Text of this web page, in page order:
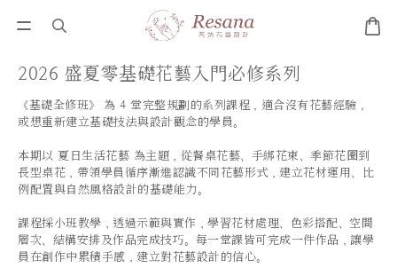
2026 盛夏零基礎花藝入門必修系列
《基礎全修班》 為 4 堂完整規劃的系列課程，適合沒有花藝經驗，
或想重新建立基礎技法與設計觀念的學員。
本期以 夏日生活花藝 為主題，從餐桌花藝、手綁花束、季節花圈到
長型桌花，帶領學員循序漸進認識不同花藝形式，建立花材運用、比
例配置與自然風格設計的基礎能力。
課程採小班教學，透過示範與實作，學習花材處理、色彩搭配、空間
層次、結構安排及作品完成技巧。每一堂課皆可完成一件作品，讓學
員在創作中累積手感，建立對花藝設計的信心。